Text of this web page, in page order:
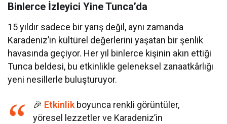
Binlerce İzleyici Yine Tunca’da
15 yıldır sadece bir yarış değil, aynı zamanda
Karadeniz’in kültürel değerlerini yaşatan bir şenlik
havasında geçiyor. Her yıl binlerce kişinin akın ettiği
Tunca beldesi, bu etkinlikle geleneksel zanaatkârlığı
yeni nesillerle buluşturuyor.
🎉 Etkinlik boyunca renkli görüntüler,
yöresel lezzetler ve Karadeniz’in